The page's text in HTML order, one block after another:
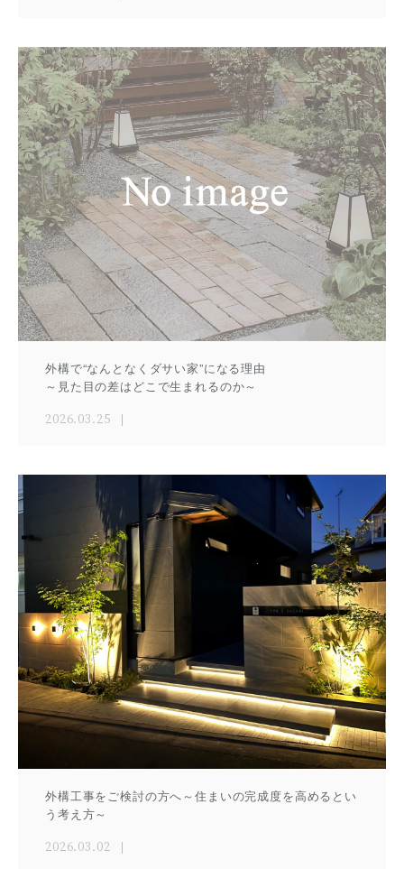
外構で“なんとなくダサい家”になる理由
～見た目の差はどこで生まれるのか～
2026.03.25
外構工事をご検討の方へ～住まいの完成度を高めるとい
う考え方～
2026.03.02